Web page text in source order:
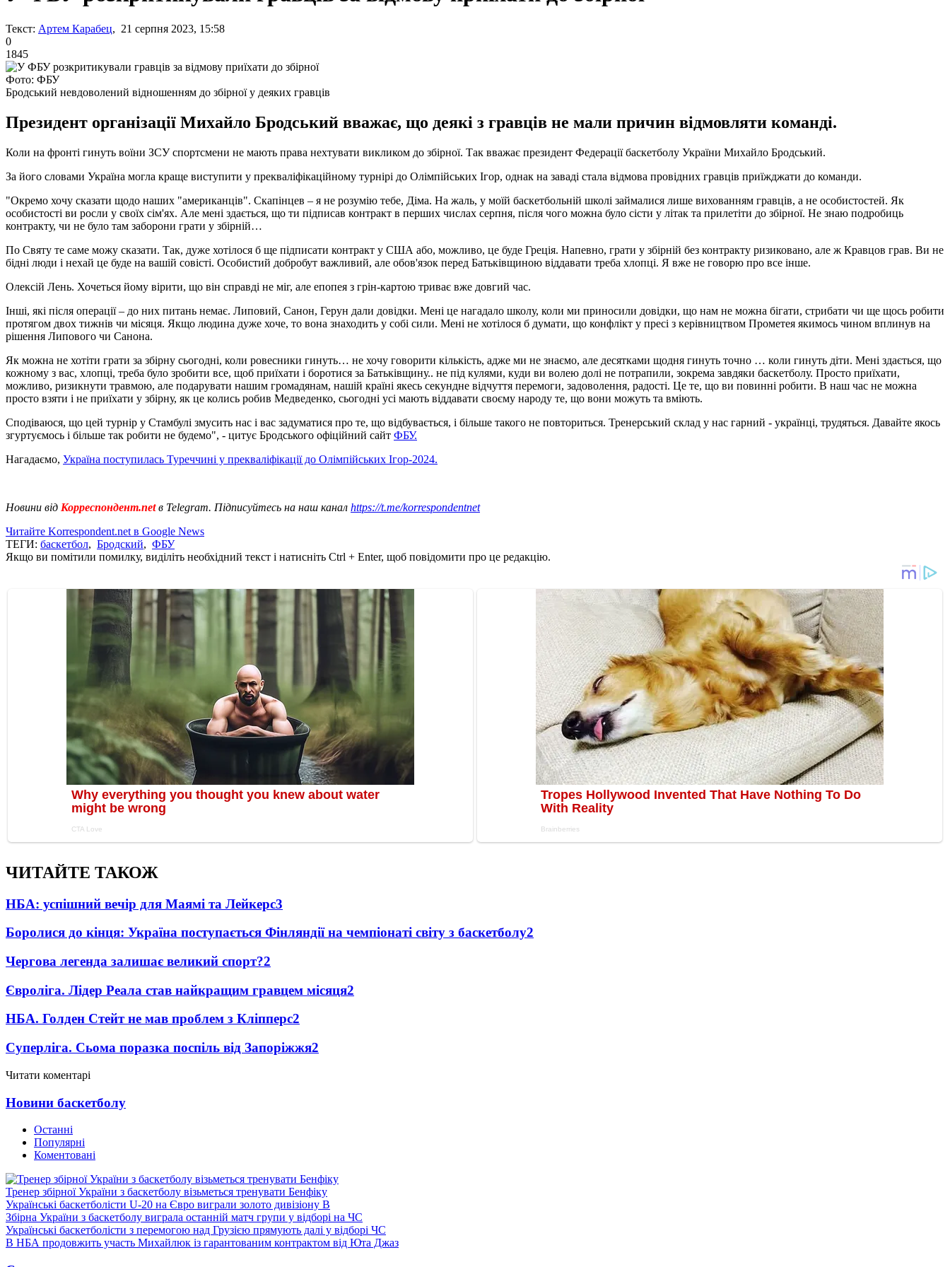
Текст: Артем Карабец, 21 серпня 2023, 15:58
0
1845
Фото: ФБУ
Бродський невдоволений відношенням до збірної у деяких гравців
Президент організації Михайло Бродський вважає, що деякі з гравців не мали причин відмовляти команді.
Коли на фронті гинуть воїни ЗСУ спортсмени не мають права нехтувати викликом до збірної. Так вважає президент Федерації баскетболу України Михайло Бродський.
За його словами Україна могла краще виступити у прекваліфікаційному турнірі до Олімпійських Ігор, однак на заваді стала відмова провідних гравців приїжджати до команди.
"Окремо хочу сказати щодо наших "американців". Скапінцев – я не розумію тебе, Діма. На жаль, у моїй баскетбольній школі займалися лише вихованням гравців, а не особистостей. Як
особистості ви росли у своїх сім'ях. Але мені здається, що ти підписав контракт в перших числах серпня, після чого можна було сісти у літак та прилетіти до збірної. Не знаю подробиць
контракту, чи не було там заборони грати у збірній…
По Святу те саме можу сказати. Так, дуже хотілося б ще підписати контракт у США або, можливо, це буде Греція. Напевно, грати у збірній без контракту ризиковано, але ж Кравцов грав. Ви не
бідні люди і нехай це буде на вашій совісті. Особистий добробут важливий, але обов'язок перед Батьківщиною віддавати треба хлопці. Я вже не говорю про все інше.
Олексій Лень. Хочеться йому вірити, що він справді не міг, але епопея з грін-картою триває вже довгий час.
Інші, які після операції – до них питань немає. Липовий, Санон, Герун дали довідки. Мені це нагадало школу, коли ми приносили довідки, що нам не можна бігати, стрибати чи ще щось робити
протягом двох тижнів чи місяця. Якщо людина дуже хоче, то вона знаходить у собі сили. Мені не хотілося б думати, що конфлікт у пресі з керівництвом Прометея якимось чином вплинув на
рішення Липового чи Санона.
Як можна не хотіти грати за збірну сьогодні, коли ровесники гинуть… не хочу говорити кількість, адже ми не знаємо, але десятками щодня гинуть точно … коли гинуть діти. Мені здається, що
кожному з вас, хлопці, треба було зробити все, щоб приїхати і боротися за Батьківщину.. не під кулями, куди ви волею долі не потрапили, зокрема завдяки баскетболу. Просто приїхати,
можливо, ризикнути травмою, але подарувати нашим громадянам, нашій країні якесь секундне відчуття перемоги, задоволення, радості. Це те, що ви повинні робити. В наш час не можна
просто взяти і не приїхати у збірну, як це колись робив Медведенко, сьогодні усі мають віддавати своєму народу те, що вони можуть та вміють.
Сподіваюся, що цей турнір у Стамбулі змусить нас і вас задуматися про те, що відбувається, і більше такого не повториться. Тренерський склад у нас гарний - українці, трудяться. Давайте якось
згуртуємось і більше так робити не будемо", - цитує Бродського офіційний сайт ФБУ.
Нагадаємо, Україна поступилась Туреччині у прекваліфікації до Олімпійських Ігор-2024.
Новини від Корреспондент.netв Telegram. Підписуйтесь на наш канал https://t.me/korrespondentnet
Читайте Korrespondent.net в Google News
ТЕГИ: баскетбол, Бродский, ФБУ
Якщо ви помітили помилку, виділіть необхідний текст і натисніть Ctrl + Enter, щоб повідомити про це редакцію.
ЧИТАЙТЕ ТАКОЖ
НБА: успішний вечір для Маямі та Лейкерс3
Боролися до кінця: Україна поступається Фінляндії на чемпіонаті світу з баскетболу2
Чергова легенда залишає великий спорт?2
Євроліга. Лідер Реала став найкращим гравцем місяця2
НБА. Голден Стейт не мав проблем з Кліпперс2
Суперліга. Сьома поразка поспіль від Запоріжжя2
Читати коментарі
Новини баскетболу
Останні
Популярні
Коментовані
Тренер збірної України з баскетболу візьметься тренувати Бенфіку
Українські баскетболісти U-20 на Євро виграли золото дивізіону В
Збірна України з баскетболу виграла останній матч групи у відборі на ЧС
Українські баскетболісти з перемогою над Грузією прямують далі у відборі ЧС
В НБА продовжить участь Михайлюк із гарантованим контрактом від Юта Джаз